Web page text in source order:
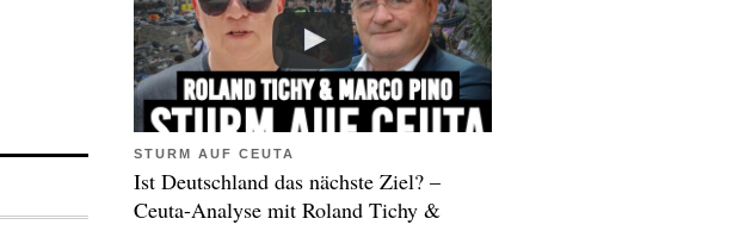
STURM AUF CEUTA
Ist Deutschland das nächste Ziel? –
Ceuta-Analyse mit Roland Tichy &